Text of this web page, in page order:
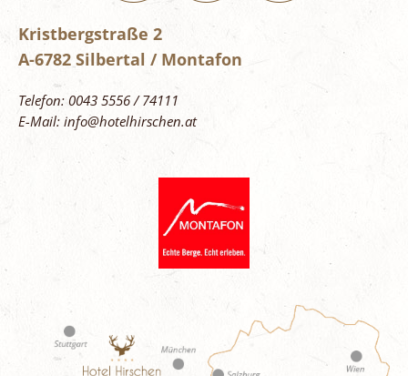
Kristbergstraße 2
A-6782 Silbertal / Montafon
Telefon: 0043 5556 / 74111
E-Mail: info@hotelhirschen.at